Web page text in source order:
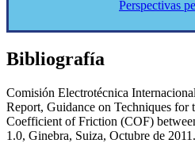
Perspectivas
Bibliografía
Comisión Electrotécnica
Report, Guidance on Techniques for
Coefficient of Friction (COF)
1.0, Ginebra, Suiza, Octubre de 2011.